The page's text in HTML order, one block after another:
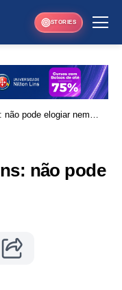
STORIES
não pode elogiar nem
não pode